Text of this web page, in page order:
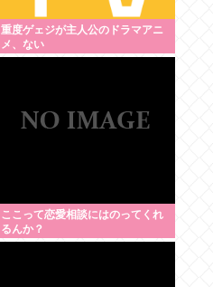
重度ゲェジが主人公のドラマアニ
メ、ない
ここって恋愛相談にはのってくれ
るんか？